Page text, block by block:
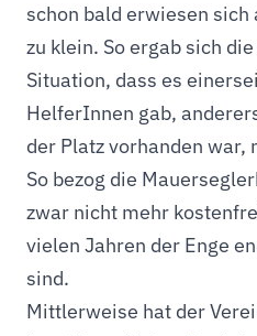
schon bald erwiesen sich
zu klein. So ergab sich
Situation, dass es
HelferInnen gab,
der Platz vorhanden war,
So bezog die
zwar nicht mehr
vielen Jahren der Enge
sind.
Mittlerweise hat der